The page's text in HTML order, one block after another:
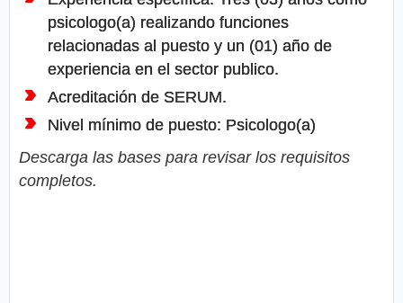
psicologo(a) realizando funciones
relacionadas al puesto y un (01) año de
experiencia en el sector publico.
Acreditación de SERUM.
Nivel mínimo de puesto: Psicologo(a)
Descarga las bases para revisar los requisitos
completos.